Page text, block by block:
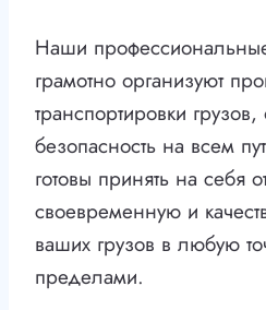
Наши
грамотно организуют
транспортировки грузов,
безопасность на всем
готовы принять на себя
своевременную и
ваших грузов в любую
пределами.